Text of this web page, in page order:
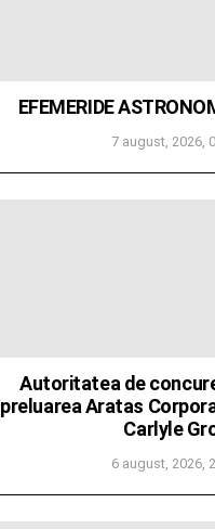
EFEMERIDE
7 august, 2026,
Autoritatea de
preluarea Aratas
Carlyle
6 august, 2026,